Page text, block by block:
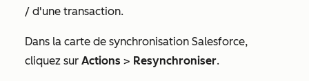
/ d'une transaction.
Dans la carte de synchronisation Salesforce,
cliquez sur Actions > Resynchroniser.